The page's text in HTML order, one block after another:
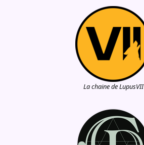
La chaine de LupusVII